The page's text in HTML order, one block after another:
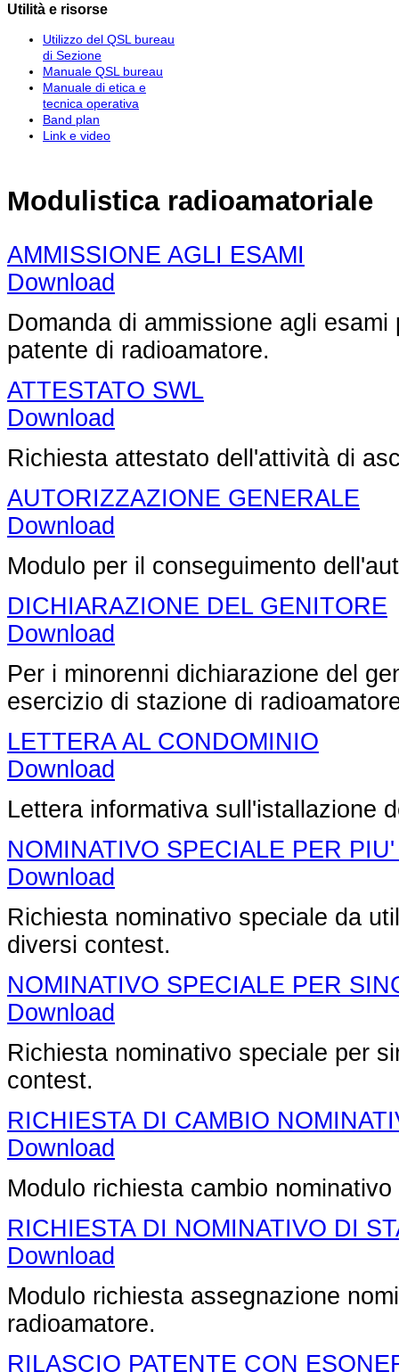
Utilità e risorse
Utilizzo del QSL bureau
di Sezione
Manuale QSL bureau
Manuale di etica e
tecnica operativa
Band plan
Link e video
Modulistica radioamatoriale
AMMISSIONE AGLI ESAMI
Download
Domanda di ammissione agli
patente di radioamatore.
ATTESTATO SWL
Download
Richiesta attestato dell'attività di
AUTORIZZAZIONE GENERALE
Download
Modulo per il conseguimento
DICHIARAZIONE DEL GENITORE
Download
Per i minorenni dichiarazione del
esercizio di stazione di
LETTERA AL CONDOMINIO
Download
Lettera informativa sull'istallazione
NOMINATIVO SPECIALE PER
Download
Richiesta nominativo speciale da
diversi contest.
NOMINATIVO SPECIALE PER
Download
Richiesta nominativo speciale per
contest.
RICHIESTA DI CAMBIO
Download
Modulo richiesta cambio
RICHIESTA DI NOMINATIVO DI
Download
Modulo richiesta assegnazione
radioamatore.
RILASCIO PATENTE CON